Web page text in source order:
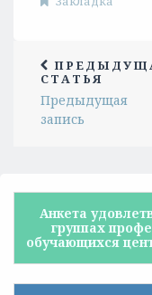
СТАТЬЯ
Предыдущая
запись
Анкета
группах
обучающихся